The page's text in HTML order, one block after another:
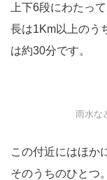
上下6段にわたっ
長は1Km以上のう
は約30分です。
雨水な
この付近にはほか
そのうちのひとつ。